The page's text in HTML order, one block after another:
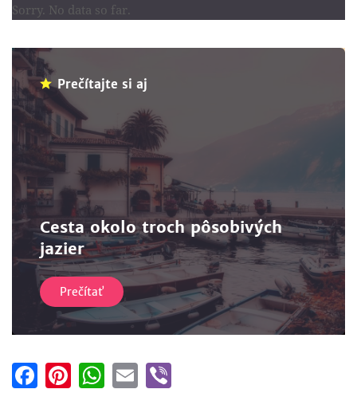
Sorry. No data so far.
Prečítajte si aj
Cesta okolo troch pôsobivých
jazier
Prečítať
Facebook
Pinterest
WhatsApp
Email